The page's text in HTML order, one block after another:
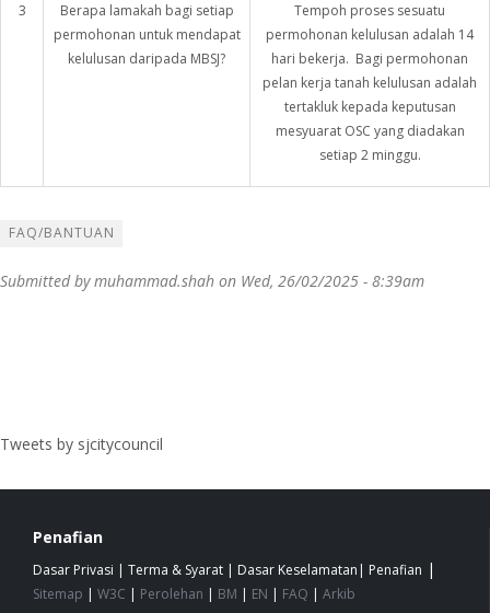
3
Berapa lamakah bagi setiap
permohonan untuk mendapat
kelulusan daripada MBSJ?
Tempoh proses sesuatu
permohonan kelulusan adalah 14
hari bekerja. Bagi permohonan
pelan kerja tanah kelulusan adalah
tertakluk kepada keputusan
mesyuarat OSC yang diadakan
setiap 2 minggu.
FAQ/BANTUAN
Submitted bymuhammad.shah on Wed, 26/02/2025 - 8:39am
Tweets by sjcitycouncil
Penafian
Dasar Privasi | Terma & Syarat | Dasar Keselamatan | Penafian |
Sitemap | W3C | Perolehan | BM | EN | FAQ | Arkib